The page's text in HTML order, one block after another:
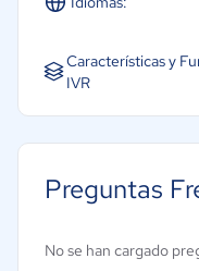
Inglés
Características y
IVR
Enrutamiento de
Preguntas
No se han cargado